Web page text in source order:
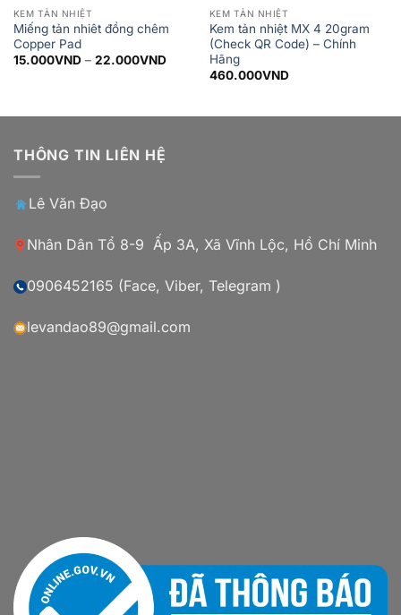
KEM TẢN NHIỆT
Miếng tản nhiêt đồng chêm
Copper Pad
15.000VND – 22.000VNDKhoảng
22.000VND
KEM TẢN NHIỆT
Kem tản nhiệt MX 4 20gram
(Check QR Code) – Chính
Hãng
460.000VND
THÔNG TIN LIÊN HỆ
Lê Văn Đạo
Nhân Dân Tổ 8-9 Ấp 3A, Xã Vĩnh Lộc, Hồ Chí Minh
0906452165 (Face, Viber, Telegram )
levandao89@gmail.com